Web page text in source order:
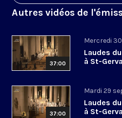
Autres vidéos de
37:00
Mercredi
Laudes
à St-
37:00
Mardi 29
Laudes
à St-